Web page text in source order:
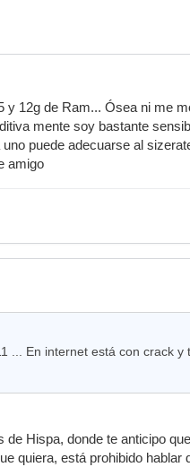
12g de Ram... Ósea ni me
mente soy bastante
puede adecuarse al
amigo
... En internet está con crack y
Hispa, donde te anticipo
quiera, está prohibido